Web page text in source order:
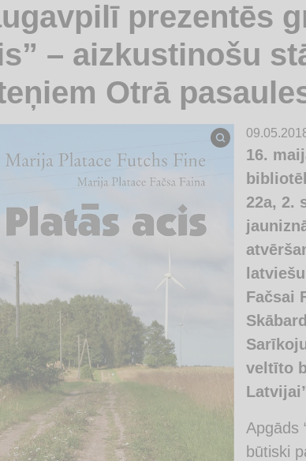
prezentēs
– aizkustinošu
Otrā
16.
22a, 2.
Fačsai
veltīto
Apgāds
būtiski